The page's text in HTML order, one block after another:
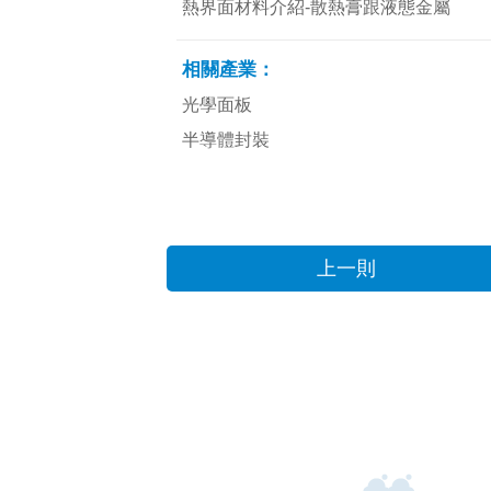
熱界面材料介紹-散熱膏跟液態金屬
相關產業：
光學面板
半導體封裝
上一則